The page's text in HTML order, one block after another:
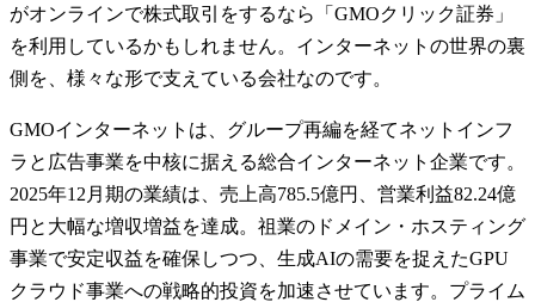
がオンラインで株式取引をするなら「GMOクリック証券」
を利用しているかもしれません。インターネットの世界の裏
側を、様々な形で支えている会社なのです。
GMOインターネットは、グループ再編を経てネットインフ
ラと広告事業を中核に据える総合インターネット企業です。
2025年12月期の業績は、売上高785.5億円、営業利益82.24億
円と大幅な増収増益を達成。祖業のドメイン・ホスティング
事業で安定収益を確保しつつ、生成AIの需要を捉えたGPU
クラウド事業への戦略的投資を加速させています。プライム